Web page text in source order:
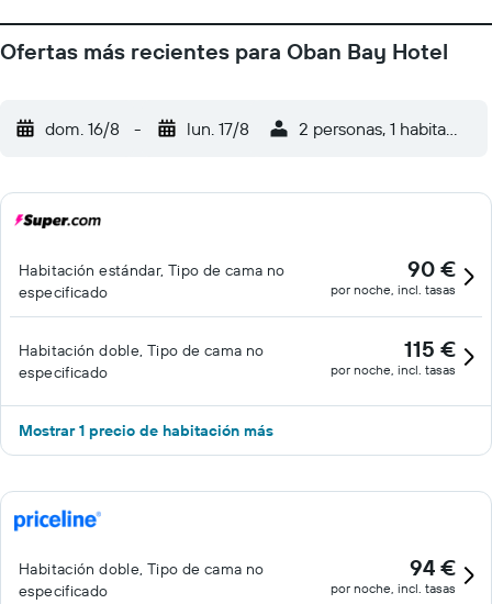
este hotel incluyen una bañera de hidromasaje y sauna. Se
pueden practicar las actividades de ocio y esparcimiento que se
(es posible que se aplique un recargo).
Ofertas más recientes para Oban Bay Hotel
dom. 16/8 - lun. 17/8 2 personas, 1 habitación
Habitación estándar, Tipo de cama no
especificado
90 €
por noche, incl. tasas
Habitación doble, Tipo de cama no
especificado
115 €
por noche, incl. tasas
Mostrar 1 precio de habitación más
Habitación doble, Tipo de cama no
especificado
94 €
por noche, incl. tasas